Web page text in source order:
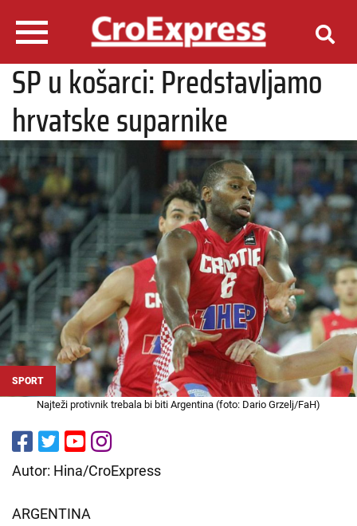
SP u košarci: Predstavljamo
hrvatske suparnike
SPORT
Najteži protivnik trebala bi biti Argentina (foto: Dario Grzelj/FaH)
Autor: Hina/CroExpress
ARGENTINA